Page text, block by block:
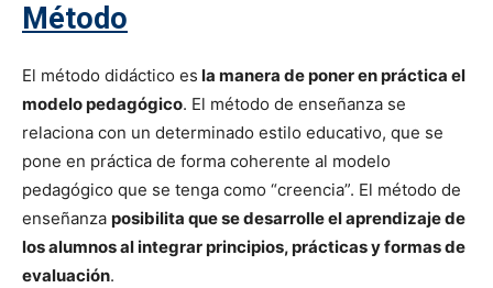
Método
El método didáctico es la manera de poner en práctica el
modelo pedagógico. El método de enseñanza se
relaciona con un determinado estilo educativo, que se
pone en práctica de forma coherente al modelo
pedagógico que se tenga como “creencia”. El método de
enseñanza posibilita que se desarrolle el aprendizaje de
los alumnos al integrar principios, prácticas y formas de
evaluación.